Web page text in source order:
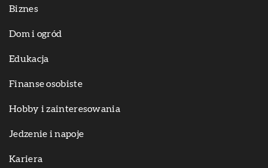
Biznes
Dom i ogród
Edukacja
Finanse osobiste
Hobby i zainteresowania
Jedzenie i napoje
Kariera